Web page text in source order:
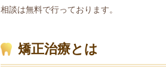
相談は無料で行っております。
矯正治療とは